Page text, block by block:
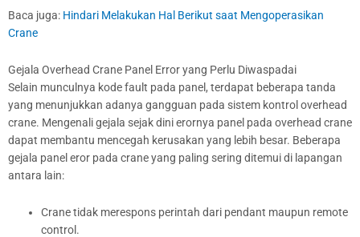
Baca juga: Hindari Melakukan Hal Berikut saat Mengoperasikan
Crane
Gejala Overhead Crane Panel Error yang Perlu Diwaspadai
Selain munculnya kode fault pada panel, terdapat beberapa tanda
yang menunjukkan adanya gangguan pada sistem kontrol overhead
crane. Mengenali gejala sejak dini erornya panel pada overhead crane
dapat membantu mencegah kerusakan yang lebih besar. Beberapa
gejala panel eror pada crane yang paling sering ditemui di lapangan
antara lain:
Crane tidak merespons perintah dari pendant maupun remote
control.